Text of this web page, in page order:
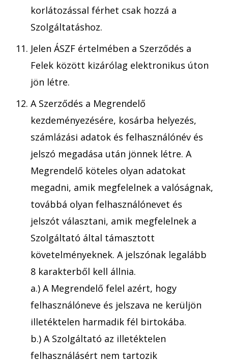
korlátozással férhet csak hozzá a
Szolgáltatáshoz.
Jelen ÁSZF értelmében a Szerződés a
Felek között kizárólag elektronikus úton
jön létre.
A Szerződés a Megrendelő
kezdeményezésére, kosárba helyezés,
számlázási adatok és felhasználónév és
jelszó megadása után jönnek létre. A
Megrendelő köteles olyan adatokat
megadni, amik megfelelnek a valóságnak,
továbbá olyan felhasználónevet és
jelszót választani, amik megfelelnek a
Szolgáltató által támasztott
követelményeknek. A jelszónak legalább
8 karakterből kell állnia.
a.) A Megrendelő felel azért, hogy
felhasználóneve és jelszava ne kerüljön
illetéktelen harmadik fél birtokába.
b.) A Szolgáltató az illetéktelen
felhasználásért nem tartozik